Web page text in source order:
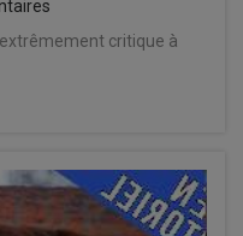
critique à